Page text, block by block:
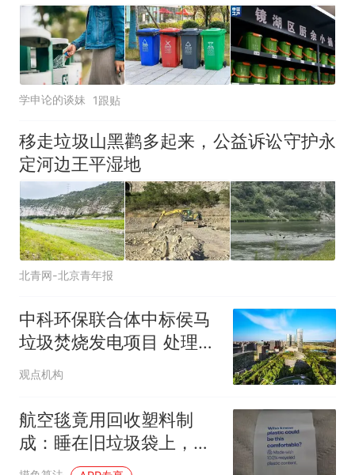
学申论的谈妹 1跟贴
移走垃圾山黑鹳多起来，公益诉讼守护永
定河边王平湿地
北青网-北京青年报
中科环保联合体中标侯马
垃圾焚烧发电项目 处理单
价131元/吨
观点机构
航空毯竟用回收塑料制
成：睡在旧垃圾袋上，你
怎么看？